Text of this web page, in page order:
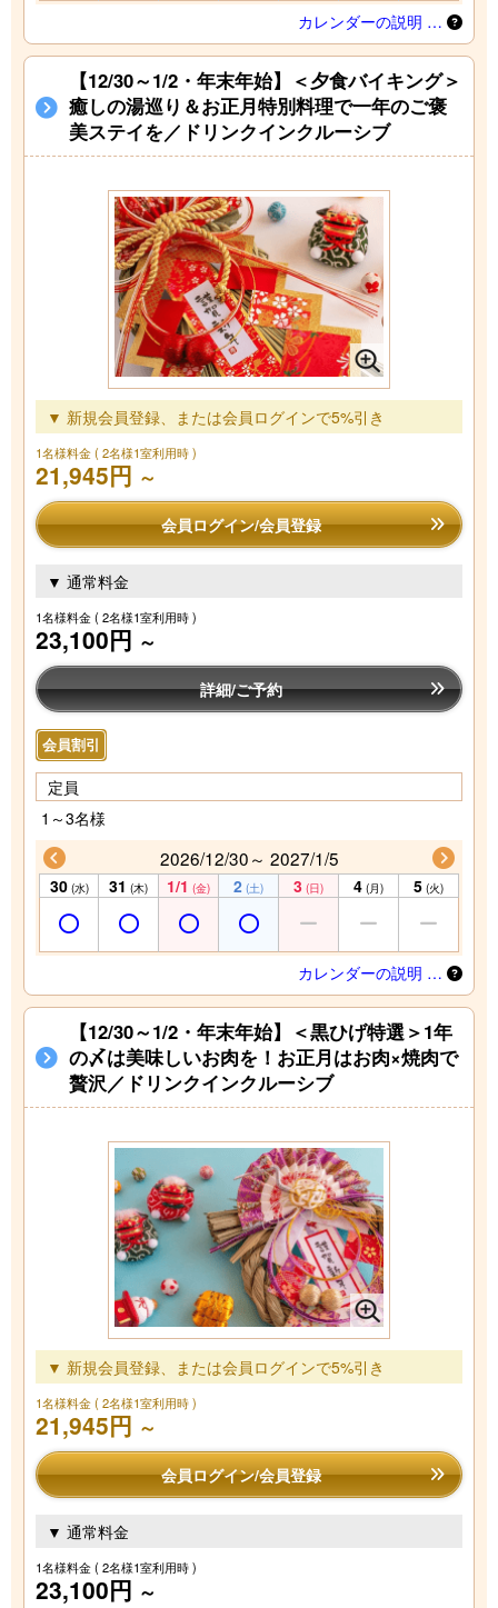
カレンダーの説明 …
【12/30～1/2・年末年始】＜夕食バイキング＞
癒しの湯巡り＆お正月特別料理で一年のご褒
美ステイを／ドリンクインクルーシブ
▼ 新規会員登録、または会員ログインで5%引き
1名様料金( 2名様1室利用時 )
21,945円 ～
会員ログイン/会員登録
▼ 通常料金
1名様料金( 2名様1室利用時 )
23,100円 ～
詳細/ご予約
会員割引
定員
1～3名様
2026/12/30～ 2027/1/5
30 (水) 31 (木) 1/1 (金) 2 (土) 3 (日) 4 (月) 5 (火)
カレンダーの説明 …
【12/30～1/2・年末年始】＜黒ひげ特選＞1年
の〆は美味しいお肉を！お正月はお肉×焼肉で
贅沢／ドリンクインクルーシブ
▼ 新規会員登録、または会員ログインで5%引き
1名様料金( 2名様1室利用時 )
21,945円 ～
会員ログイン/会員登録
▼ 通常料金
1名様料金( 2名様1室利用時 )
23,100円 ～